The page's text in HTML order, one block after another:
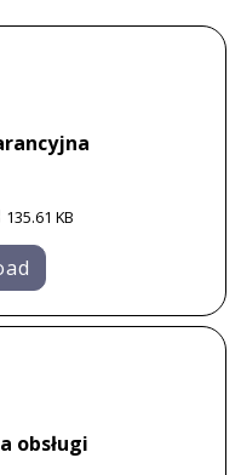
135.61 KB
obsługi